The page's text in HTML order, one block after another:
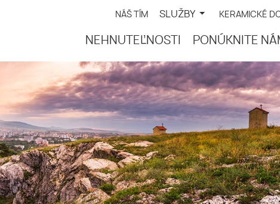
NÁŠ TÍM SLUŽBY KERAMICKÉ
NEHNUTEĽNOSTI PONÚKNITE